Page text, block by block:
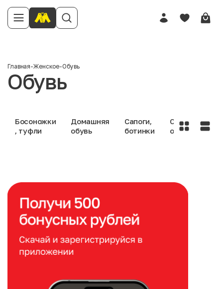
Главная-Женское-Обувь
Обувь
Босоножки
, туфли
Домашняя
обувь
Сапоги,
ботинки
Спортивная
обувь